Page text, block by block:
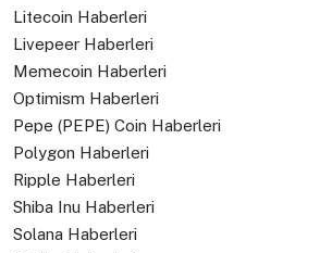
Litecoin Haberleri
Livepeer Haberleri
Memecoin Haberleri
Optimism Haberleri
Pepe (PEPE) Coin Haberleri
Polygon Haberleri
Ripple Haberleri
Shiba Inu Haberleri
Solana Haberleri